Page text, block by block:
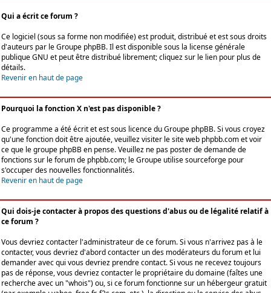
Qui a écrit ce forum ?
Ce logiciel (sous sa forme non modifiée) est produit, distribué et est sous droits
d'auteurs par leGroupe phpBB. Il est disponible sous la license générale
publique GNU et peut être distribué librement; cliquez sur le lien pour plus de
détails.
Revenir en haut de page
Pourquoi la fonction X n'est pas disponible ?
Ce programme a été écrit et est sous licence du Groupe phpBB. Si vous croyez
qu'une fonction doit être ajoutée, veuillez visiter le site web phpbb.com et voir
ce que le groupe phpBB en pense. Veuillez ne pas poster de demande de
fonctions sur le forum de phpbb.com; le Groupe utilise sourceforge pour
s'occuper des nouvelles fonctionnalités.
Revenir en haut de page
Qui dois-je contacter à propos des questions d'abus ou de légalité relatif à
ce forum ?
Vous devriez contacter l'administrateur de ce forum. Si vous n'arrivez pas à le
contacter, vous devriez d'abord contacter un des modérateurs du forum et lui
demander avec qui vous devriez prendre contact. Si vous ne recevez toujours
pas de réponse, vous devriez contacter le propriétaire du domaine (faîtes une
recherche avec un "whois") ou, si ce forum fonctionne sur un hébergeur gratuit